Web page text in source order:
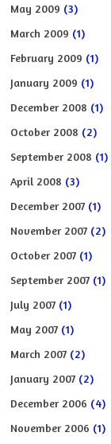
May 2009 (3)
March 2009 (1)
February 2009 (1)
January 2009 (1)
December 2008 (1)
October 2008 (2)
September 2008 (1)
April 2008 (3)
December 2007 (1)
November 2007 (2)
October 2007 (1)
September 2007 (1)
July 2007 (1)
May 2007 (1)
March 2007 (2)
January 2007 (2)
December 2006 (4)
November 2006 (1)